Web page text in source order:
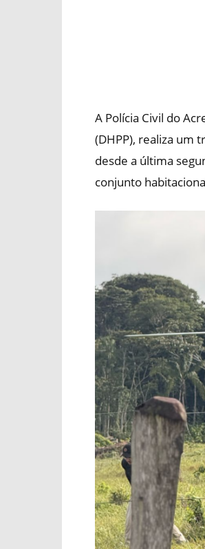
A Polícia Civil do
(DHPP), realiza um
desde a última
conjunto